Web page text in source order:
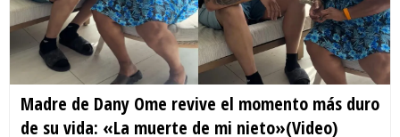
Madre de Dany Ome revive el momento más duro
de su vida: «La muerte de mi nieto»(Video)